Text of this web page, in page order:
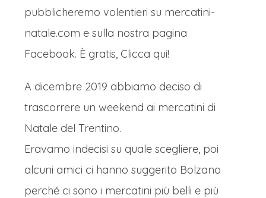
pubblicheremo volentieri su mercatini-
natale.com e sulla nostra pagina
Facebook. È gratis, Clicca qui!
A dicembre 2019 abbiamo deciso di
trascorrere un weekend ai mercatini di
Natale del Trentino.
Eravamo indecisi su quale scegliere, poi
alcuni amici ci hanno suggerito Bolzano
perché ci sono i mercatini più belli e più